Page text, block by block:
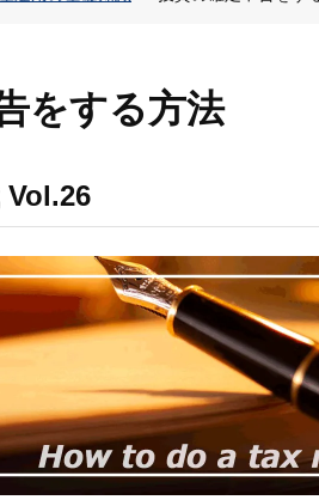
をする方法
Vol.26